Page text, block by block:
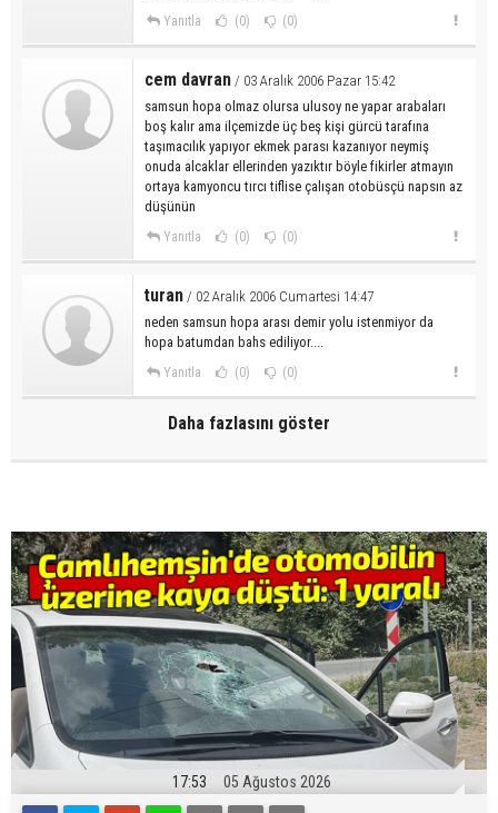
Yanıtla (0) (0)
cem davran / 03 Aralık 2006 Pazar 15:42
samsun hopa olmaz olursa ulusoy ne yapar arabaları
boş kalır ama ilçemizde üç beş kişi gürcü tarafına
taşımacılık yapıyor ekmek parası kazanıyor neymiş
onuda alcaklar ellerinden yazıktır böyle fikirler atmayın
ortaya kamyoncu tırcı tiflise çalışan otobüsçü napsın az
düşünün
Yanıtla (0) (0)
turan / 02 Aralık 2006 Cumartesi 14:47
neden samsun hopa arası demir yolu istenmiyor da
hopa batumdan bahs ediliyor....
Yanıtla (0) (0)
Daha fazlasını göster
17:53 05 Ağustos 2026